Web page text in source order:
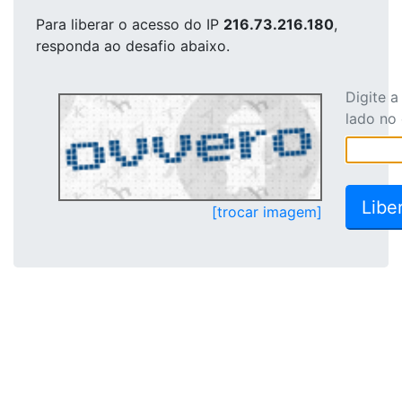
Para liberar o acesso do IP 216.73.216.180,
responda ao desafio abaixo.
[trocar imagem]
Digite
lado no